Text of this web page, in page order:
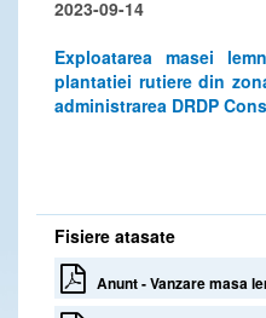
2023-09-14
Exploatarea masei
plantatiei rutiere din
administrarea DRDP
Fisiere atasate
Anunt - Vanzare masa